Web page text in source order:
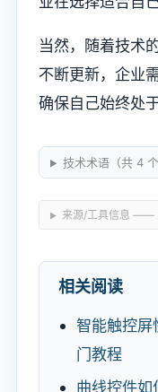
当然，随着技术
不断更新，企业
确保自己始终处
技术术语（共 4
来源/工具信息 ——
相关阅读
智能触控屏
门教程
曲线控件如